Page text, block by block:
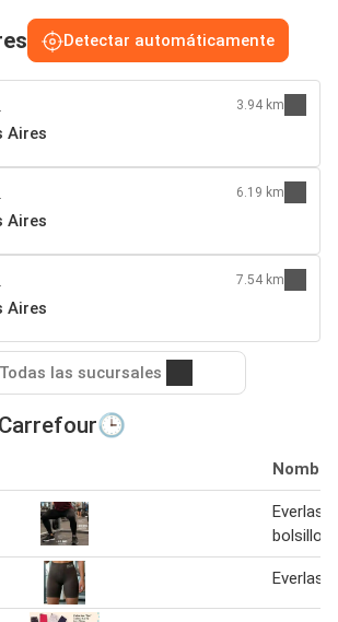
Detectar automáticamente
Aires
3.94 km
Aires
6.19 km
Aires
7.54 km
Todas las sucursales
Nombre
Everlast
bolsillo
Everlast